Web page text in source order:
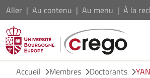
Aller Au contenu Au menu À la
Accueil
Membres Doctorants